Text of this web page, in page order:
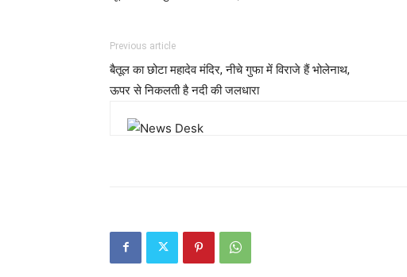
Previous article
बैतूल का छोटा महादेव मंदिर, नीचे गुफा में विराजे हैं भोलेनाथ,
ऊपर से निकलती है नदी की जलधारा